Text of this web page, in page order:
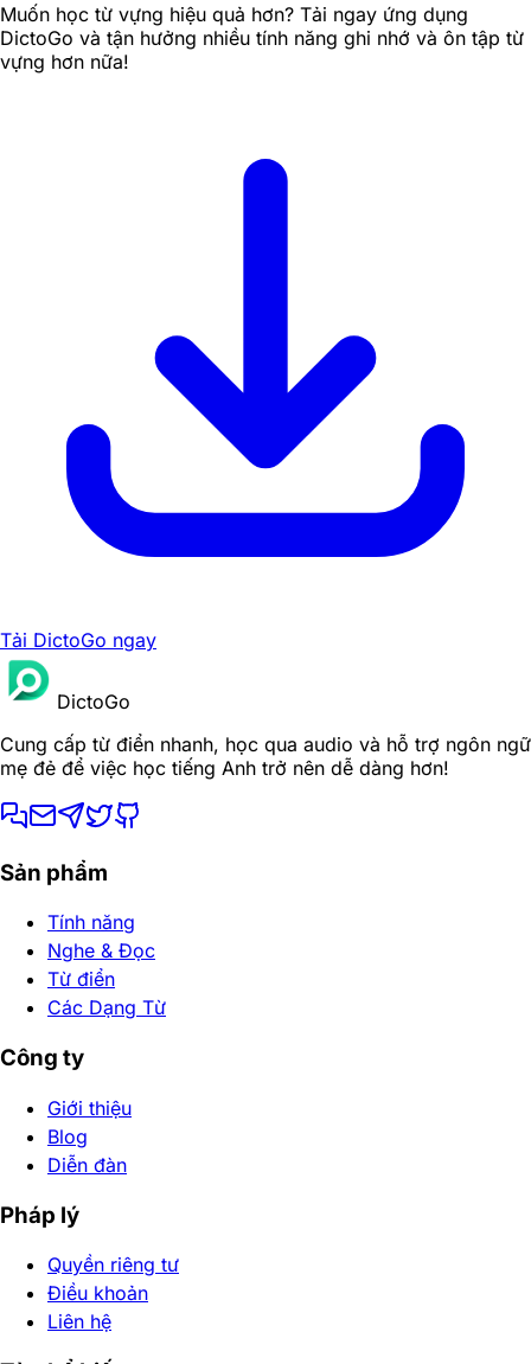
Muốn học từ vựng hiệu quả hơn? Tải ngay ứng dụng
DictoGo và tận hưởng nhiều tính năng ghi nhớ và ôn tập từ
vựng hơn nữa!
Tải DictoGo ngay
DictoGo
Cung cấp từ điển nhanh, học qua audio và hỗ trợ ngôn ngữ
mẹ đẻ để việc học tiếng Anh trở nên dễ dàng hơn!
Sản phẩm
Tính năng
Nghe & Đọc
Từ điển
Các Dạng Từ
Công ty
Giới thiệu
Blog
Diễn đàn
Pháp lý
Quyền riêng tư
Điều khoản
Liên hệ